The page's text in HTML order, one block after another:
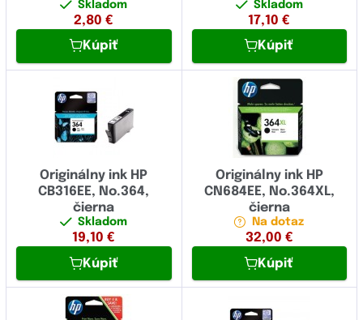
Skladom
2,80 €
Kúpiť
Skladom
17,10 €
Kúpiť
Originálny ink HP
CB316EE, No.364,
čierna
Skladom
19,10 €
Kúpiť
Originálny ink HP
CN684EE, No.364XL,
čierna
Na dotaz
32,00 €
Kúpiť